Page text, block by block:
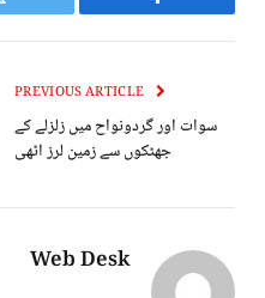
Facebook
سوات اور گردونواح میں زلزلے کے
جھٹکوں سے زمین لرز اٹھی
Web Desk